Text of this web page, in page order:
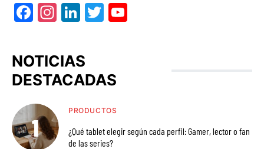
Facebook
Instagram
LinkedIn
Twitter
NOTICIAS
DESTACADAS
PRODUCTOS
¿Qué tablet elegir según cada perfil: Gamer, lector o fan
de las series?